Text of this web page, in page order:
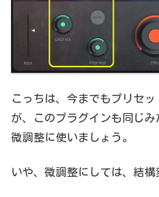
こっちは、今までもプリセ
が、このプラグインも同じみ
微調整に使いましょう。
いや、微調整にしては、結構